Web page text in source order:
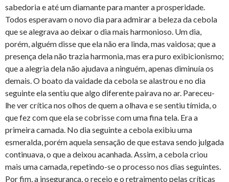
sabedoria e até um diamante para manter a prosperidade.
Todos esperavam o novo dia para admirar a beleza da cebola
que se alegrava ao deixar o dia mais harmonioso. Um dia,
porém, alguém disse que ela não era linda, mas vaidosa; que a
presença dela não trazia harmonia, mas era puro exibicionismo;
que a alegria dela não ajudava a ninguém, apenas diminuía os
demais. O boato da vaidade da cebola se alastrou e no dia
seguinte ela sentiu que algo diferente pairava no ar. Pareceu-
lhe ver crítica nos olhos de quem a olhava e se sentiu tímida, o
que fez com que ela se cobrisse com uma fina tela. Era a
primeira camada. No dia seguinte a cebola exibiu uma
esmeralda, porém aquela sensação de que estava sendo julgada
continuava, o que a deixou acanhada. Assim, a cebola criou
mais uma camada, repetindo-se o processo nos dias seguintes.
Por fim, a insegurança, o receio e o retraimento pelas críticas